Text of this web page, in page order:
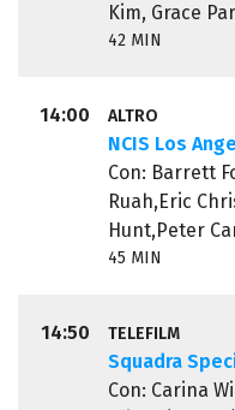
Kim, Grace
42 MIN
14:00 ALTRO
NCIS Los
Con: Barrett
Ruah,Eric
Hunt,Peter
45 MIN
14:50 TELEFILM
Squadra
Con: Carina